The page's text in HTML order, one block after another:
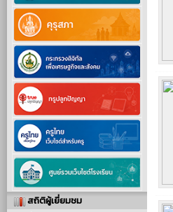
สถิติผู้เยี่ยมชม